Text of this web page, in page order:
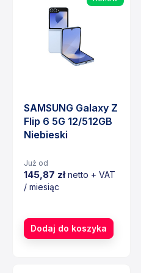
SAMSUNG Galaxy Z
Flip 6 5G 12/512GB
Niebieski
Już od
145,87 złnetto + VAT
/ miesiąc
Dodaj do koszyka